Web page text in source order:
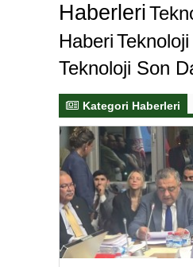
Haberleri
Haberi
Teknoloji Son
Kategori Haberleri